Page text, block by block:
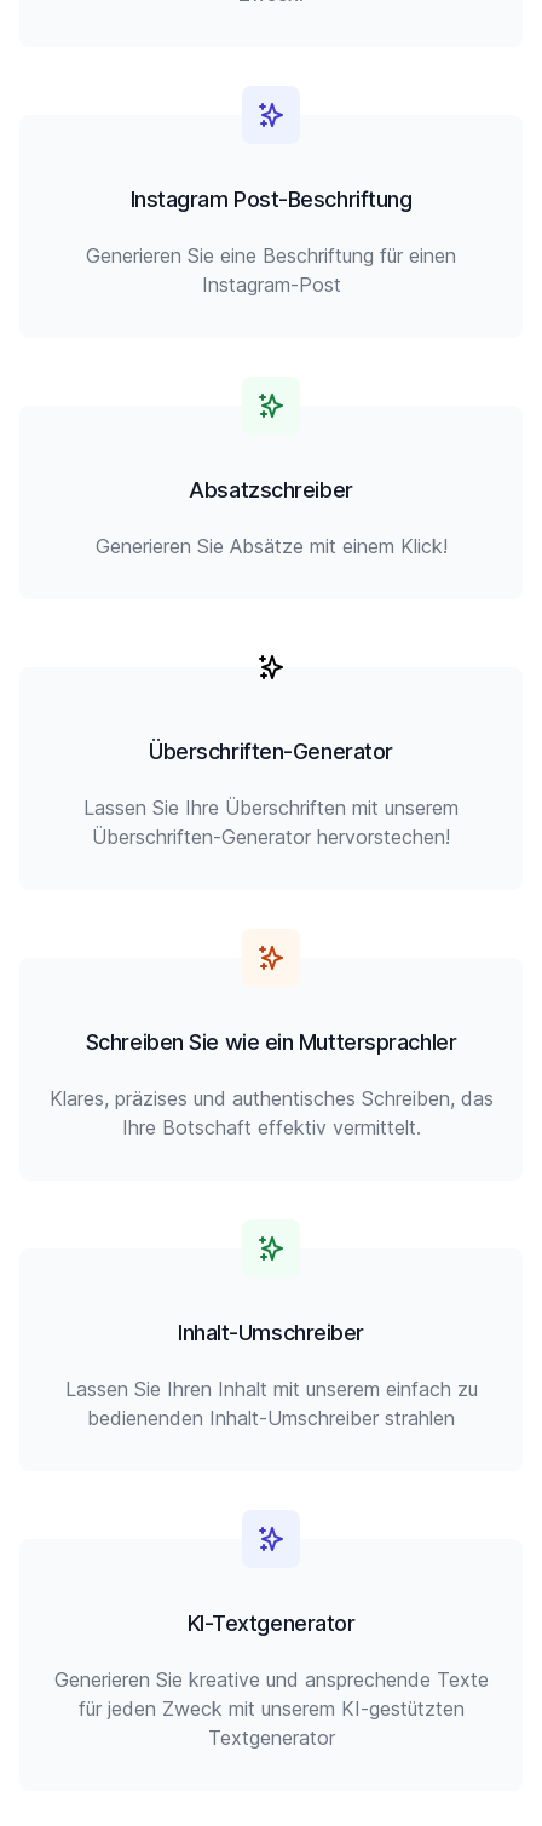
Instagram Post-Beschriftung
Generieren Sie eine Beschriftung für einen
Instagram-Post
Absatzschreiber
Generieren Sie Absätze mit einem Klick!
Überschriften-Generator
Lassen Sie Ihre Überschriften mit unserem
Überschriften-Generator hervorstechen!
Schreiben Sie wie ein Muttersprachler
Klares, präzises und authentisches Schreiben, das
Ihre Botschaft effektiv vermittelt.
Inhalt-Umschreiber
Lassen Sie Ihren Inhalt mit unserem einfach zu
bedienenden Inhalt-Umschreiber strahlen
KI-Textgenerator
Generieren Sie kreative und ansprechende Texte
für jeden Zweck mit unserem KI-gestützten
Textgenerator